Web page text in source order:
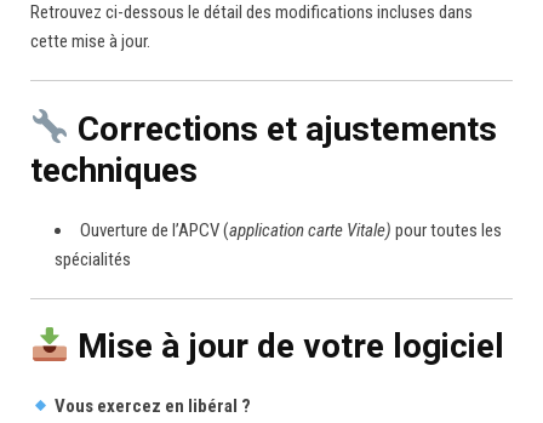
Retrouvez ci-dessous le détail des modifications incluses dans
cette mise à jour.
Corrections et ajustements
techniques
Ouverture de l’APCV (application carte Vitale) pour toutes les
spécialités
Mise à jour de votre logiciel
Vous exercez en libéral ?